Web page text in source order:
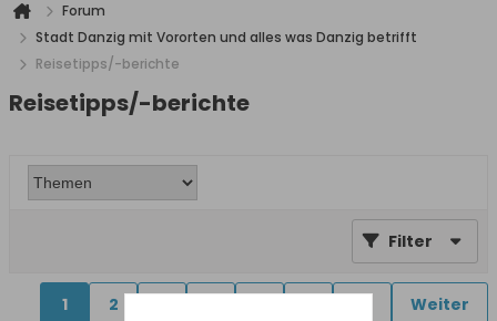
Forum
Stadt Danzig mit Vororten und alles was Danzig betrifft
Reisetipps/-berichte
Reisetipps/-berichte
Filter
1 2 Weiter